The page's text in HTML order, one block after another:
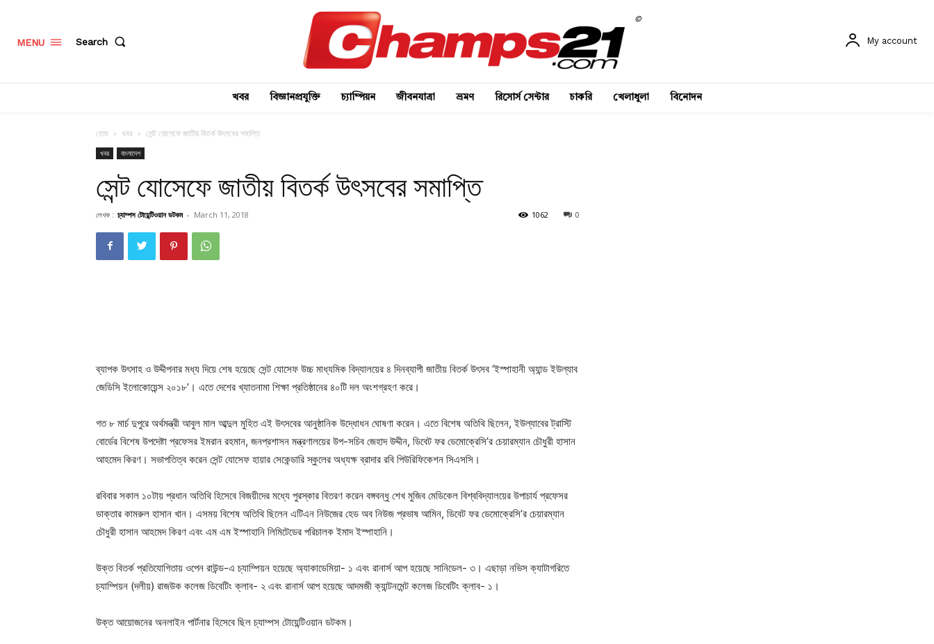
MENU Search
©
My account
খবর বিজ্ঞানপ্রযুক্তি চ্যাম্পিয়ন জীবনযাত্রা ভ্রমণ রিসোর্স সেন্টার চাকরি খেলাধুলা বিনোদন
হোম খবর সেন্ট যোসেফে জাতীয় বিতর্ক উৎসবের সমাপ্তি
খবর বাংলাদেশ
সেন্ট যোসেফে জাতীয় বিতর্ক উৎসবের সমাপ্তি
লেখক : চ্যাম্পস টোয়েন্টিওয়ান ডটকম - March 11, 2018 0
1062
ব্যাপক উৎসাহ ও উদ্দীপনার মধ্য দিয়ে শেষ হয়েছে সেন্ট যোসেফ উচ্চ মাধ্যমিক বিদ্যালয়ের ৪ দিনব্যাপী জাতীয় বিতর্ক উৎসব ‘ইস্পাহানী অ্যান্ড ইউল্যাব
জেডিসি ইলোকোয়েন্স ২০১৮’। এতে দেশের খ্যাতনামা শিক্ষা প্রতিষ্ঠানের ৪০টি দল অংশগ্রহণ করে।
গত ৮ মার্চ দুপুরে অর্থমন্ত্রী আবুল মাল আব্দুল মুহিত এই উৎসবের আনুষ্ঠানিক উদ্ধোধন ঘোষণা করেন। এতে বিশেষ অতিথি ছিলেন, ইউল্যাবের ট্রাস্টি
বোর্ডের বিশেষ উপদেষ্টা প্রফেসর ইমরান রহমান, জনপ্রশাসন মন্ত্রণালয়ের উপ-সচিব জেহাদ উদ্দীন, ডিবেট ফর ডেমোক্রেসি’র চেয়ারম্যান চৌধুরী হাসান
আহমেদ কিরণ। সভাপতিত্ব করেন সেন্ট যোসেফ হায়ার সেকেন্ডারি স্কুলের অধ্যক্ষ ব্রাদার রবি পিউরিফিকেশন সিএসসি।
রবিবার সকাল ১০টায় প্রধান অতিথি হিসেবে বিজয়ীদের মধ্যে পুরস্কার বিতরণ করেন বঙ্গবন্ধু শেখ মুজিব মেডিকেল বিশ্ববিদ্যালয়ের উপাচার্য প্রফেসর
ডাক্তার কামরুল হাসান খান। এসময় বিশেষ অতিথি ছিলেন এটিএন নিউজের হেড অব নিউজ প্রভাষ আমিন, ডিবেট ফর ডেমোক্রেসি’র চেয়ারম্যান
চৌধুরী হাসান আহমেদ কিরণ এবং এম এম ইস্পাহানি লিমিটেডের পরিচালক ইমাদ ইস্পাহানি।
উক্ত বিতর্ক প্রতিযোগিতায় ওপেন রাউন্ড-এ চ্যাম্পিয়ন হয়েছে অ্যাকাডেমিয়া- ১ এবং রানার্স আপ হয়েছে সানিডেল- ৩। এছাড়া নভিস ক্যাটাগরিতে
চ্যাম্পিয়ন (দলীয়) রাজউক কলেজ ডিবেটিং ক্লাব- ২ এবং রানার্স আপ হয়েছে আদমজী ক্যান্টনমেন্ট কলেজ ডিবেটিং ক্লাব- ১।
উক্ত আয়োজনের অনলাইন পার্টনার হিসেবে ছিল চ্যাম্পস টোয়েন্টিওয়ান ডটকম।